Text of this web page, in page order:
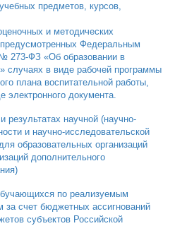
предметов, курсов,
и методических
Федеральным
273-ФЗ «Об образовании в
случаях в виде рабочей программы
плана воспитательной работы,
электронного документа.
научной (научно-
и научно-исследовательской
образовательных организаций
дополнительного
по реализуемым
за счет бюджетных ассигнований
субъектов Российской